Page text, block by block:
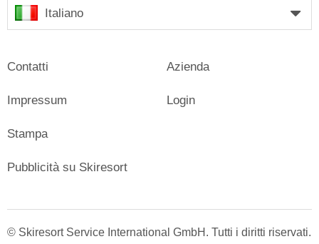
Italiano
Contatti
Impressum
Stampa
Azienda
Login
Pubblicità su Skiresort
© Skiresort Service International GmbH. Tutti i diritti riservati.